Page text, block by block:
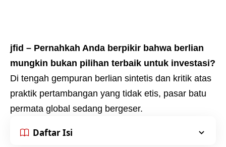
jfid – Pernahkah Anda berpikir bahwa berlian
mungkin bukan pilihan terbaik untuk investasi?
Di tengah gempuran berlian sintetis dan kritik atas
praktik pertambangan yang tidak etis, pasar batu
permata global sedang bergeser.
Daftar Isi